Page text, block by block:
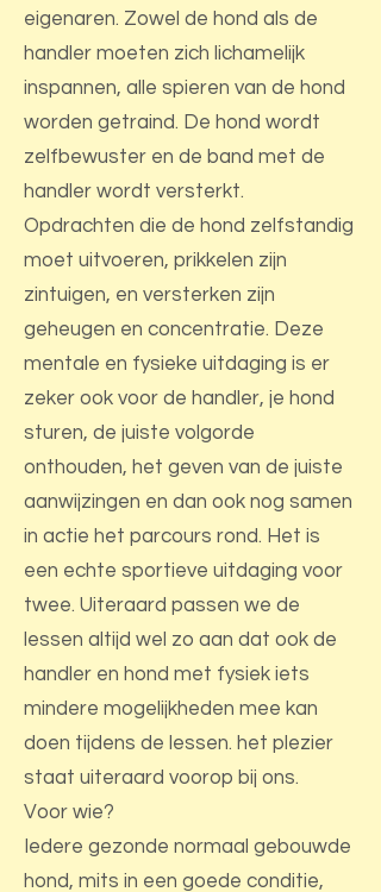
eigenaren. Zowel de hond als de
handler moeten zich lichamelijk
inspannen, alle spieren van de hond
worden getraind. De hond wordt
zelfbewuster en de band met de
handler wordt versterkt.
Opdrachten die de hond zelfstandig
moet uitvoeren, prikkelen zijn
zintuigen, en versterken zijn
geheugen en concentratie. Deze
mentale en fysieke uitdaging is er
zeker ook voor de handler, je hond
sturen, de juiste volgorde
onthouden, het geven van de juiste
aanwijzingen en dan ook nog samen
in actie het parcours rond. Het is
een echte sportieve uitdaging voor
twee. Uiteraard passen we de
lessen altijd wel zo aan dat ook de
handler en hond met fysiek iets
mindere mogelijkheden mee kan
doen tijdens de lessen. het plezier
staat uiteraard voorop bij ons.
Voor wie?
Iedere gezonde normaal gebouwde
hond, mits in een goede conditie,